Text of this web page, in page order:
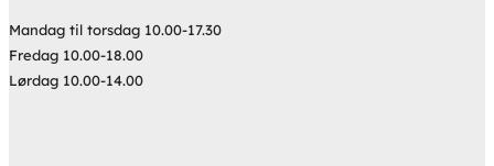
Mandag til torsdag 10.00-17.30
Fredag 10.00-18.00
Lørdag 10.00-14.00